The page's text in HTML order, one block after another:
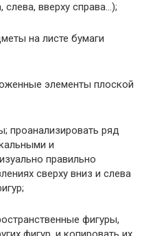
слева, вверху справа…);
на листе бумаги
элементы плоской
проанализировать ряд
и
правильно
сверху вниз и слева
фигуры,